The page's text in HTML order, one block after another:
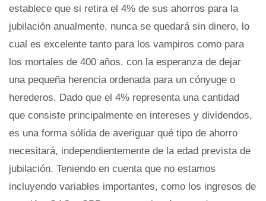
establece que si retira el 4% de sus ahorros para la
jubilación anualmente, nunca se quedará sin dinero, lo
cual es excelente tanto para los vampiros como para
los mortales de 400 años. con la esperanza de dejar
una pequeña herencia ordenada para un cónyuge o
herederos. Dado que el 4% representa una cantidad
que consiste principalmente en intereses y dividendos,
es una forma sólida de averiguar qué tipo de ahorro
necesitará, independientemente de la edad prevista de
jubilación. Teniendo en cuenta que no estamos
incluyendo variables importantes, como los ingresos de